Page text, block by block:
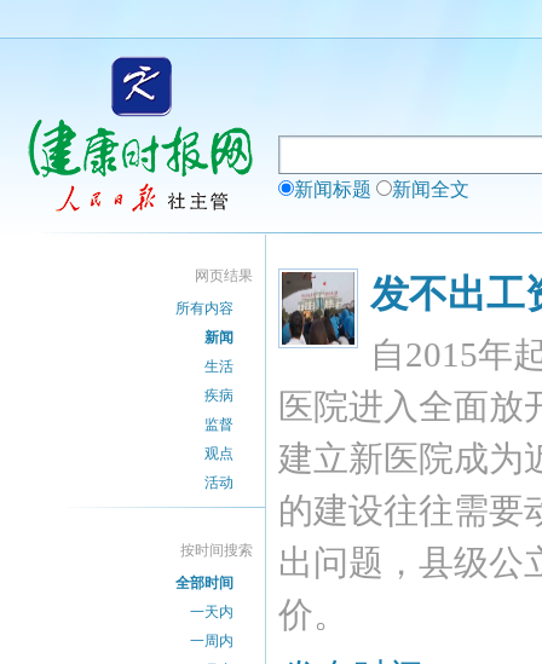
新闻标题 新闻全文
网页结果
所有内容
新闻
生活
疾病
监督
观点
活动
按时间搜索
全部时间
一天内
一周内
发不出工
自2015年
医院进入全面放
建立新医院成为
的建设往往需要
出问题，县级公
价。